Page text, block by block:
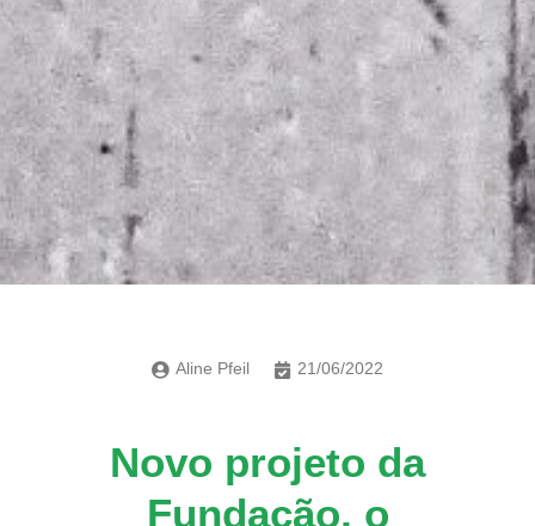
Aline Pfeil 21/06/2022
Novo projeto da
Fundação, o